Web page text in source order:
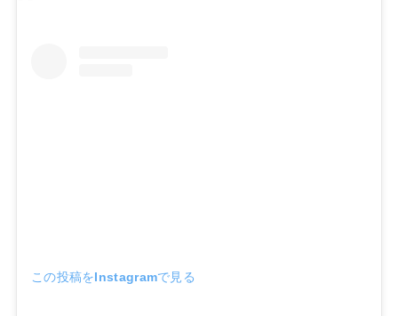
この投稿をInstagramで見る